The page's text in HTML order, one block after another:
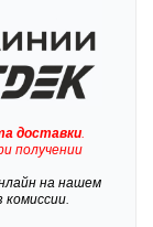
доставки.
получении
на нашем
комиссии.